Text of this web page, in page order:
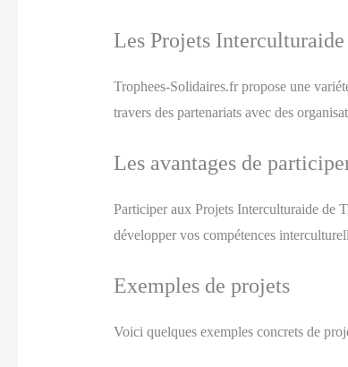
Les Projets
Trophees-Solidaires.fr propose une
travers des partenariats avec des
Les avantages de
Participer aux Projets Interculturaide de
développer vos compétences
Exemples de projets
Voici quelques exemples concrets de